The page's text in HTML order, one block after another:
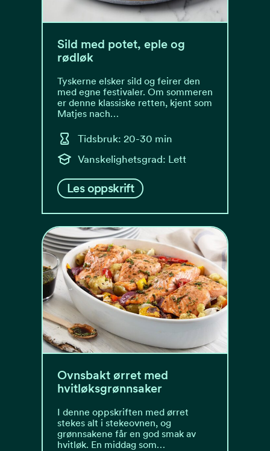
Sild med potet, eple og
rødløk
Tyskerne elsker sild og feirer den
med egne festivaler. Om sommeren
er denne klassiske retten, kjent som
Matjes nach…
Tidsbruk: 20-30 min
Vanskelighetsgrad: Lett
Les oppskrift
Ovnsbakt ørret med
hvitløksgrønnsaker
I denne oppskriften med ørret
stekes alt i stekeovnen, og
grønnsakene får en god smak av
hvitløk. En middag som…